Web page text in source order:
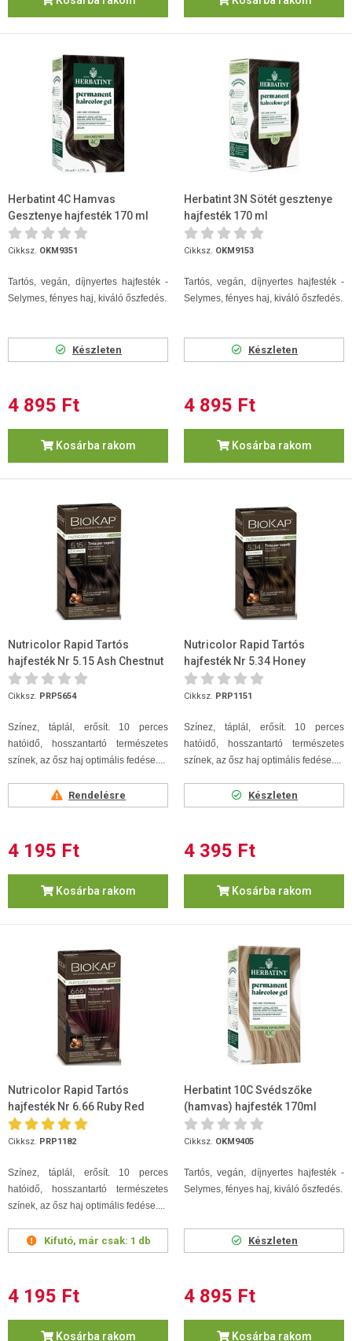
Herbatint 4C Hamvas
Gesztenye hajfesték 170 ml
Cikksz. OKM9351
Tartós, vegán, díjnyertes hajfesték -
Selymes, fényes haj, kiváló őszfedés.
Készleten
4 895 Ft
Kosárba rakom
Herbatint 3N Sötét gesztenye
hajfesték 170 ml
Cikksz. OKM9153
Tartós, vegán, díjnyertes hajfesték -
Selymes, fényes haj, kiváló őszfedés.
Készleten
4 895 Ft
Kosárba rakom
Nutricolor Rapid Tartós
hajfesték Nr 5.15 Ash Chestnut
Cikksz. PRP5654
Színez, táplál, erősít. 10 perces
hatóidő, hosszantartó természetes
színek, az ősz haj optimális fedése....
Rendelésre
4 195 Ft
Kosárba rakom
Nutricolor Rapid Tartós
hajfesték Nr 5.34 Honey
Chestnut
Cikksz. PRP1151
Színez, táplál, erősít. 10 perces
hatóidő, hosszantartó természetes
színek, az ősz haj optimális fedése....
Készleten
4 395 Ft
Kosárba rakom
Nutricolor Rapid Tartós
hajfesték Nr 6.66 Ruby Red
Cikksz. PRP1182
Színez, táplál, erősít. 10 perces
hatóidő, hosszantartó természetes
színek, az ősz haj optimális fedése....
Kifutó, már csak: 1 db
4 195 Ft
Kosárba rakom
Herbatint 10C Svédszőke
(hamvas) hajfesték 170ml
Cikksz. OKM9405
Tartós, vegán, díjnyertes hajfesték -
Selymes, fényes haj, kiváló őszfedés.
Készleten
4 895 Ft
Kosárba rakom